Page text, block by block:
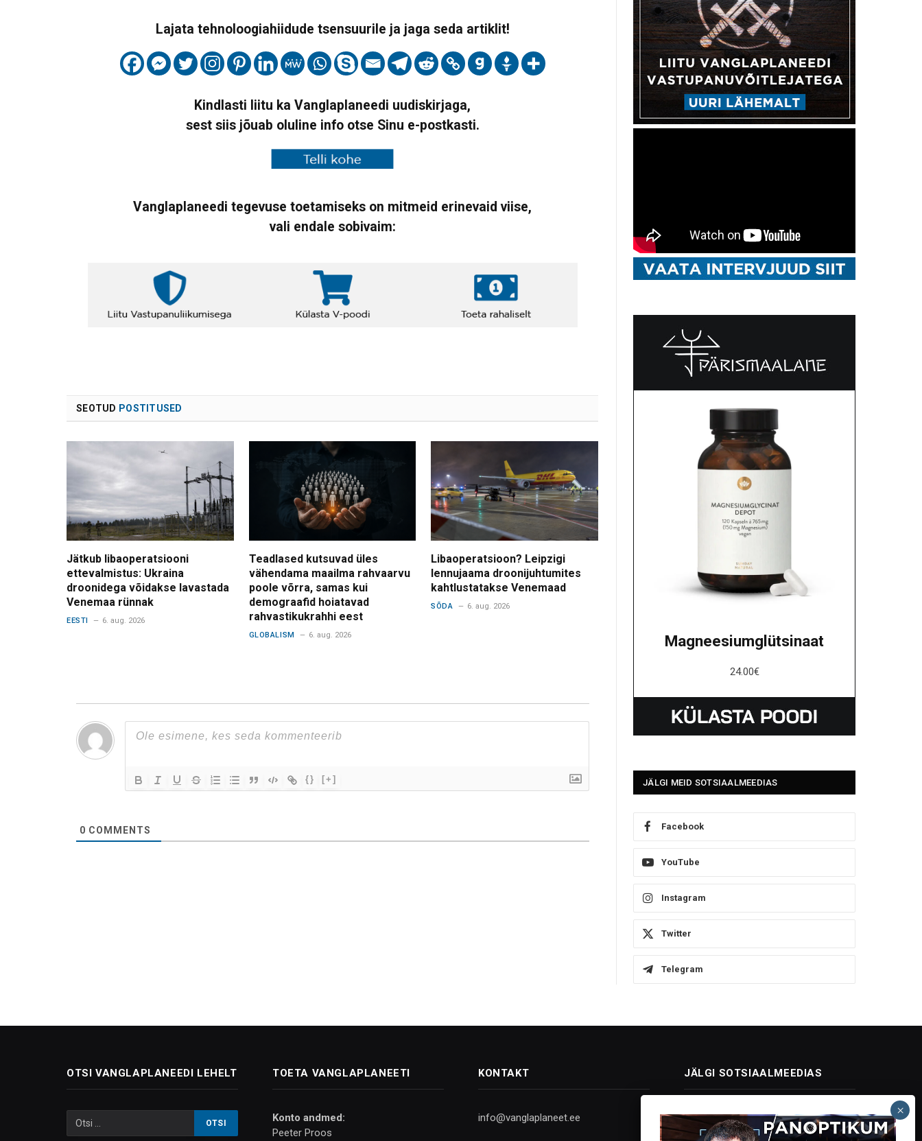
Lajata tehnoloogiahiidude tsensuurile ja jaga seda artiklit!
Kindlasti liitu ka Vanglaplaneedi uudiskirjaga,
sest siis jõuab oluline info otse Sinu e-postkasti.
Vanglaplaneedi tegevuse toetamiseks on mitmeid erinevaid viise,
vali endale sobivaim:
SEOTUD POSTITUSED
Jätkub libaoperatsiooni
ettevalmistus: Ukraina
droonidega võidakse lavastada
Venemaa rünnak
EESTI 6. aug. 2026
Teadlased kutsuvad üles
vähendama maailma rahvaarvu
poole võrra, samas kui
demograafid hoiatavad
rahvastikukrahhi eest
GLOBALISM 6. aug. 2026
Libaoperatsioon? Leipzigi
lennujaama droonijuhtumites
kahtlustatakse Venemaad
SÕDA 6. aug. 2026
{} [+]
0 COMMENTS
Magneesiumglütsinaat
24.00€
JÄLGI MEID SOTSIAALMEEDIAS
Facebook
YouTube
Instagram
Twitter
Telegram
OTSI VANGLAPLANEEDI LEHELT TOETA VANGLAPLANEETI
Konto andmed:
Peeter Proos
KONTAKT
info@vanglaplaneet.ee
JÄLGI SOTSIAALMEEDIAS
Facebook
X
InstagramYouTubeTelegram